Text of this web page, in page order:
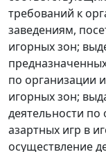
требований к
заведениям,
игорных зон;
по организации
игорных зон;
деятельности
азартных игр в
осуществление